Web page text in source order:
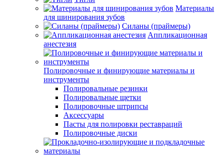
Материалы
для шинирования зубов
Силаны (праймеры)
Аппликационная
анестезия
Полировочные и финирующие материалы и
инструменты
Полировальные резинки
Полировальные щетки
Полировочные штрипсы
Аксессуары
Пасты для полировки реставраций
Полировочные диски